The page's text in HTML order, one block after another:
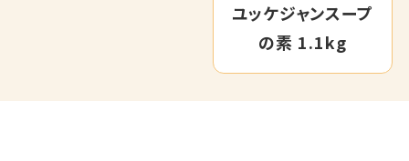
ユッケジャンスープ
の素 1.1kg